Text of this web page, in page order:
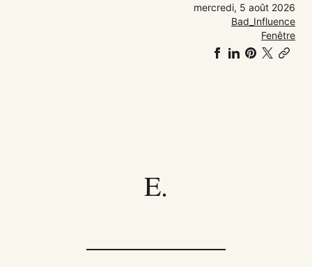
mercredi, 5 août 2026
Bad_Influence
Fenêtre
Partager
Partager
Partager
Share
E.